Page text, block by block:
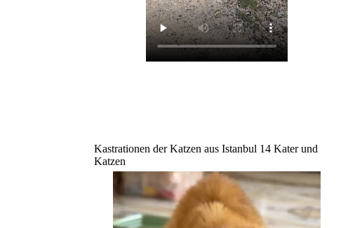
Kastrationen der Katzen aus Istanbul 14 Kater und
Katzen